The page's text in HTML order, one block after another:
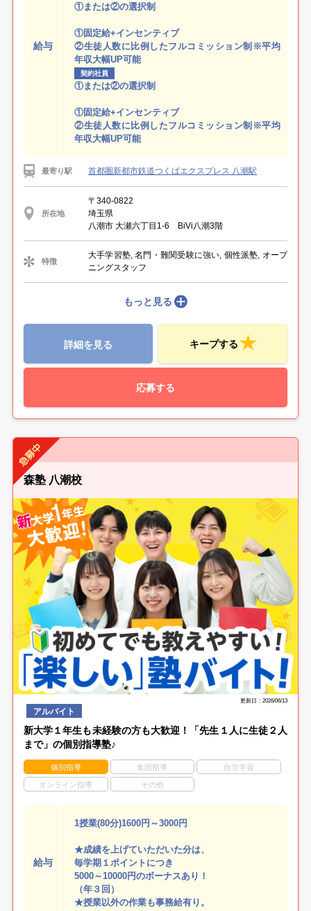
給与
①または②の選択制
①固定給+インセンティブ
②生徒人数に比例したフルコミッション制※平均
年収大幅UP可能
契約社員
①または②の選択制
①固定給+インセンティブ
②生徒人数に比例したフルコミッション制※平均
年収大幅UP可能
最寄り駅 首都圏新都市鉄道つくばエクスプレス 八潮駅
所在地
〒340-0822
埼玉県
八潮市 大瀬六丁目1-6 BiVi八潮3階
特徴
大手学習塾, 名門・難関受験に強い, 個性派塾, オープ
ニングスタッフ
もっと見る
詳細を見る キープする
応募する
森塾 八潮校
更新日：2026/06/13
アルバイト
新大学１年生も未経験の方も大歓迎！「先生１人に生徒２人
まで」の個別指導塾♪
個別指導 集団指導 自立学習
オンライン指導 その他
給与
1授業(80分)1600円～3000円
★成績を上げていただいた分は、
毎学期１ポイントにつき
5000～10000円のボーナスあり！
（年３回）
★授業以外の作業も事務給有り。